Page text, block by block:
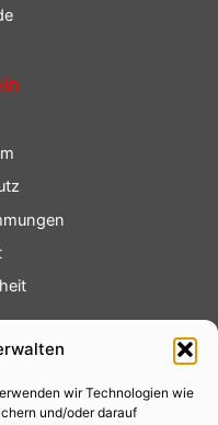
wir Technologien wie
und/oder darauf